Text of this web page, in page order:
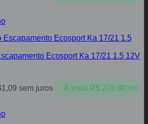
Ecosport Ka 17/21 1.5 12V
sem juros À vista R$279,80 no